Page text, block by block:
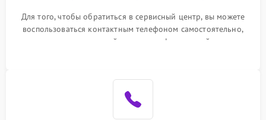
Для того, чтобы обратиться в сервисный центр, вы можете
воспользоваться контактным телефоном самостоятельно,
или оставить свой номер телефона на сайте